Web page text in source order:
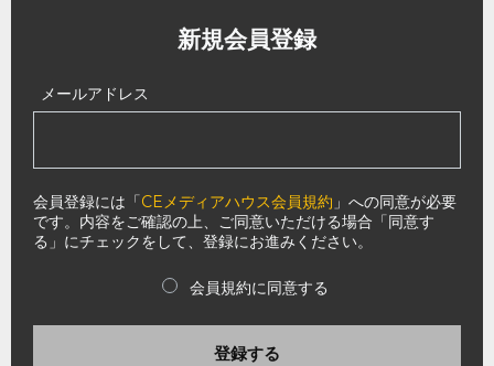
新規会員登録
メールアドレス
会員登録には「CEメディアハウス会員規約 」への同意が必要
です。内容をご確認の上、ご同意いただける場合「同意す
る」にチェックをして、登録にお進みください。
会員規約に同意する
登録する